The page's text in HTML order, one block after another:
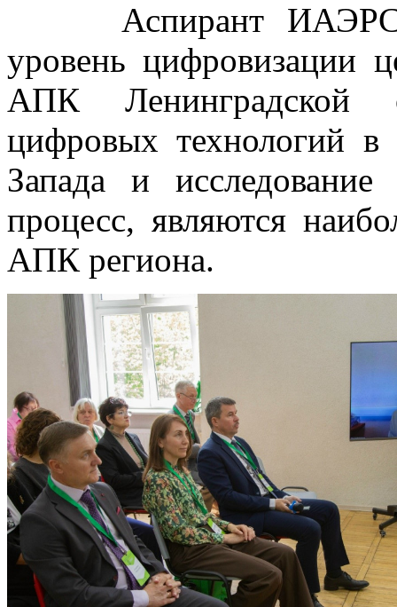
Аспирант ИАЭРСТ
уровень цифровизации
АПК Ленинградской
цифровых технологий
Запада и
процесс, являются
АПК региона.